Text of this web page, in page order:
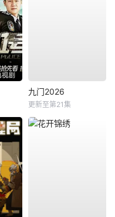
九门2026
更新至第21集